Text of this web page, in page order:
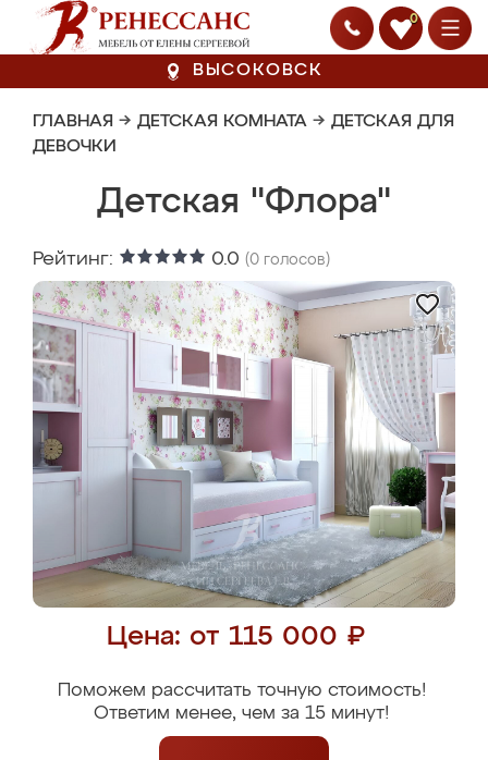
0
ВЫСОКОВСК
ГЛАВНАЯ → ДЕТСКАЯ КОМНАТА → ДЕТСКАЯ ДЛЯ
ДЕВОЧКИ
Детская "Флора"
Рейтинг: 0.0 (0 голосов)
Цена: от 115 000 ₽
Поможем рассчитать точную стоимость!
Ответим менее, чем за 15 минут!